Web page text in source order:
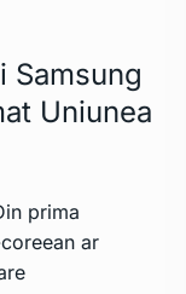
Samsung
Uniunea
prima
ar